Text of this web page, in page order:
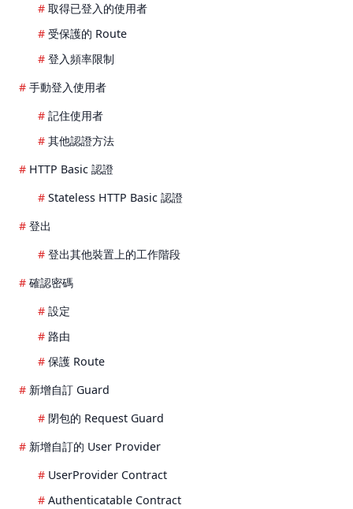
取得已登入的使用者
受保護的 Route
登入頻率限制
手動登入使用者
記住使用者
其他認證方法
HTTP Basic 認證
Stateless HTTP Basic 認證
登出
登出其他裝置上的工作階段
確認密碼
設定
路由
保護 Route
新增自訂 Guard
閉包的 Request Guard
新增自訂的 User Provider
UserProvider Contract
Authenticatable Contract